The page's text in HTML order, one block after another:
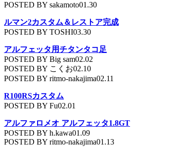
POSTED BY sakamoto01.30
ルマン2カスタム＆レストア完成
POSTED BY TOSHI03.30
アルフェッタ用チタンタコ足
POSTED BY Big sam02.02
POSTED BY こくお02.10
POSTED BY ritmo-nakajima02.11
R100RSカスタム
POSTED BY Fu02.01
アルファロメオ アルフェッタ1.8GT
POSTED BY h.kawa01.09
POSTED BY ritmo-nakajima01.13